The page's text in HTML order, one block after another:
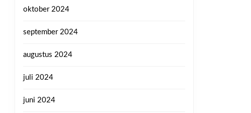
oktober 2024
september 2024
augustus 2024
juli 2024
juni 2024